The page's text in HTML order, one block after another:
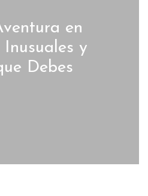
en
y
Debes